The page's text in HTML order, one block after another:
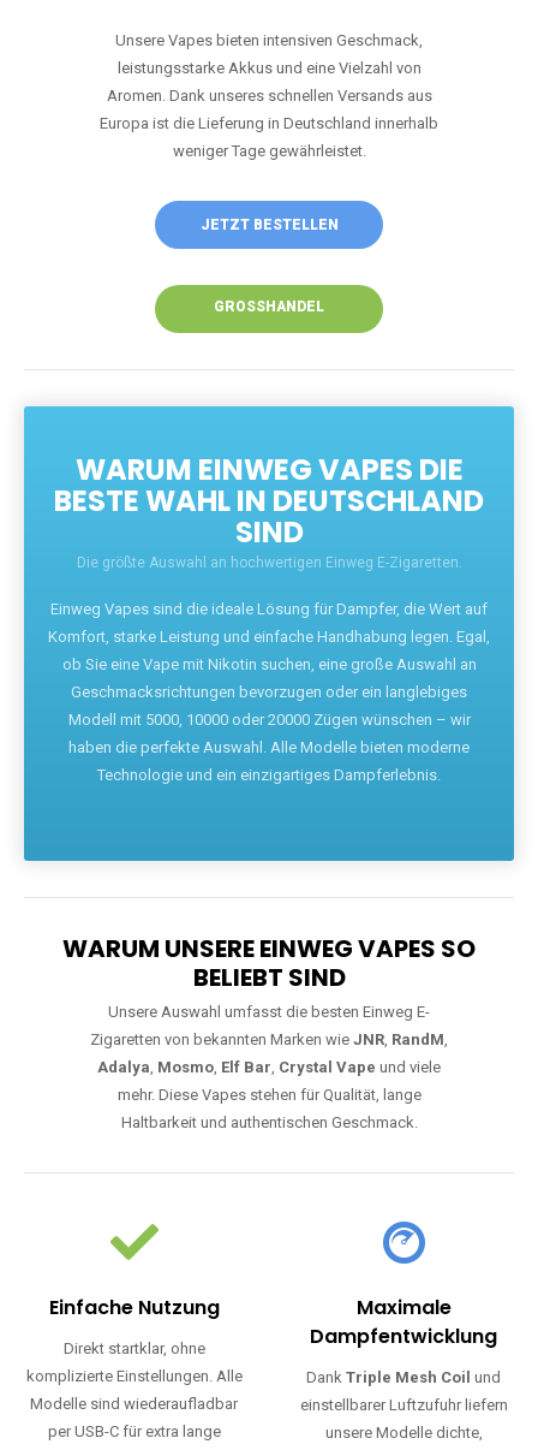
Unsere Vapes bieten intensiven Geschmack,
leistungsstarke Akkus und eine Vielzahl von
Aromen. Dank unseres schnellen Versands aus
Europa ist die Lieferung in Deutschland innerhalb
weniger Tage gewährleistet.
JETZT BESTELLEN
GROSSHANDEL
WARUM EINWEG VAPES DIE
BESTE WAHL IN DEUTSCHLAND
SIND
Die größte Auswahl an hochwertigen Einweg E-Zigaretten.
Einweg Vapes sind die ideale Lösung für Dampfer, die Wert auf
Komfort, starke Leistung und einfache Handhabung legen. Egal,
ob Sie eine Vape mit Nikotin suchen, eine große Auswahl an
Geschmacksrichtungen bevorzugen oder ein langlebiges
Modell mit 5000, 10000 oder 20000 Zügen wünschen – wir
haben die perfekte Auswahl. Alle Modelle bieten moderne
Technologie und ein einzigartiges Dampferlebnis.
WARUM UNSERE EINWEG VAPES SO
BELIEBT SIND
Unsere Auswahl umfasst die besten Einweg E-
Zigaretten von bekannten Marken wie JNR, RandM,
Adalya, Mosmo, Elf Bar, Crystal Vape und viele
mehr. Diese Vapes stehen für Qualität, lange
Haltbarkeit und authentischen Geschmack.
Einfache Nutzung
Direkt startklar, ohne
komplizierte Einstellungen. Alle
Modelle sind wiederaufladbar
per USB-C für extra lange
Maximale
Dampfentwicklung
DankTriple Mesh Coil und
einstellbarer Luftzufuhr liefern
unsere Modelle dichte,